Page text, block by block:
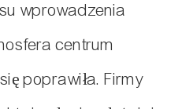
wprowadzenia
centrum
poprawiła. Firmy